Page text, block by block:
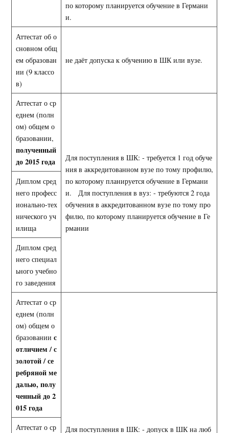
по которому планируется обучение в Германи
и.
Аттестат об о
сновном общ
ем образован
ии (9 классо
в)
не даёт допуска к обучению в ШК или вузе.
Аттестат о ср
еднем (полн
ом) общем о
бразовании,
полученный
до 2015 года
Для поступления в ШК: - требуется 1 год обуче
ния в аккредитованном вузе по тому профилю,
по которому планируется обучение в Германи
и. Для поступления в вуз: - требуются 2 года
обучения в аккредитованном вузе по тому про
филю, по которому планируется обучение в Ге
рмании
Диплом сред
него професс
ионально-тех
нического уч
илища
Диплом сред
него специал
ьного учебно
го заведения
Аттестат о ср
еднем (полн
ом) общем о
бразовании с
отличием / с
золотой / се
ребряной ме
далью, полу
ченный до 2
015 года
Для поступления в ШК: - допуск в ШК на люб
Аттестат о ср